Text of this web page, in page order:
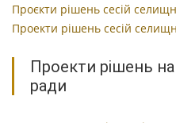
Проєкти рішень сесій
Проекти рішень сесій
Проекти рішень
ради